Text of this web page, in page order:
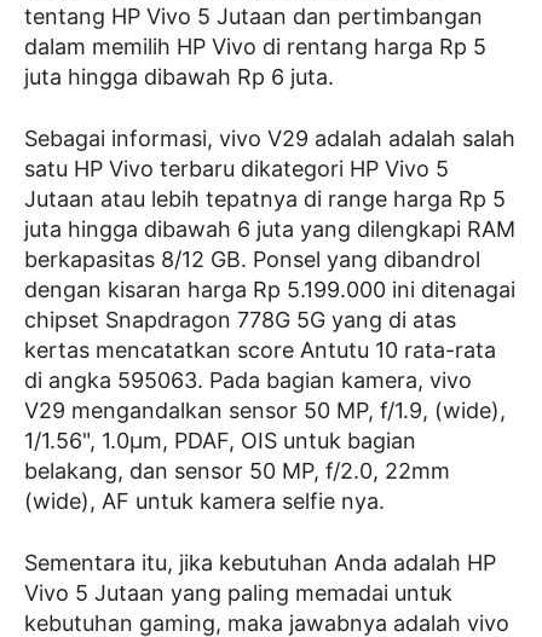
tentang HP Vivo 5 Jutaan dan pertimbangan
dalam memilih HP Vivo di rentang harga Rp 5
juta hingga dibawah Rp 6 juta.
Sebagai informasi, vivo V29 adalah adalah salah
satu HP Vivo terbaru dikategori HP Vivo 5
Jutaan atau lebih tepatnya di range harga Rp 5
juta hingga dibawah 6 juta yang dilengkapi RAM
berkapasitas 8/12 GB. Ponsel yang dibandrol
dengan kisaran harga Rp 5.199.000 ini ditenagai
chipset Snapdragon 778G 5G yang di atas
kertas mencatatkan score Antutu 10 rata-rata
di angka 595063. Pada bagian kamera, vivo
V29 mengandalkan sensor 50 MP, f/1.9, (wide),
1/1.56", 1.0µm, PDAF, OIS untuk bagian
belakang, dan sensor 50 MP, f/2.0, 22mm
(wide), AF untuk kamera selfie nya.
Sementara itu, jika kebutuhan Anda adalah HP
Vivo 5 Jutaan yang paling memadai untuk
kebutuhan gaming, maka jawabnya adalah vivo